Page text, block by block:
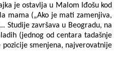
je ostavlja u Malom Iđošu kod
mama („Ako je mati zamenjiva,
Studije završava u Beogradu, na
(jednog od centara tadašnje
pozicije smenjena, najverovatnije